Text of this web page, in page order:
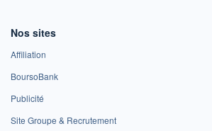
Nos sites
Affiliation
BoursoBank
Publicité
Site Groupe & Recrutement